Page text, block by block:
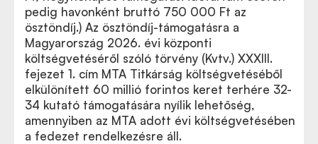
pedig havonként bruttó 750 000 Ft az
ösztöndíj.) Az ösztöndíj-támogatásra a
Magyarország 2026. évi központi
költségvetéséről szóló törvény (Kvtv.) XXXIII.
fejezet 1. cím MTA Titkárság költségvetéséből
elkülönített 60 millió forintos keret terhére 32-
34 kutató támogatására nyílik lehetőség,
amennyiben az MTA adott évi költségvetésében
a fedezet rendelkezésre áll.